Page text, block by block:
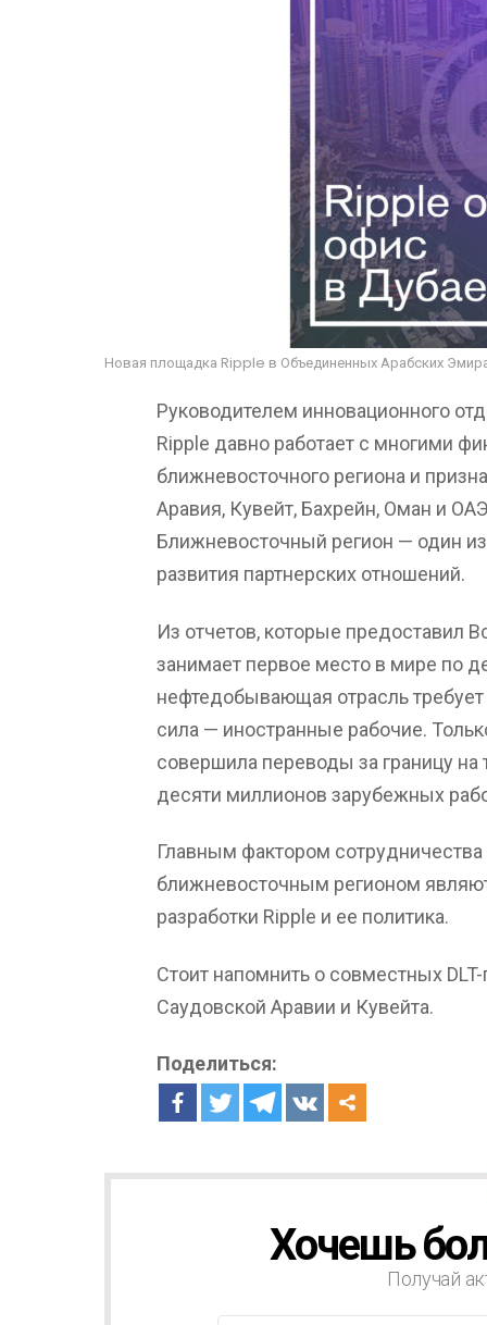
Новая площадка Ripple в Объединенных Арабских
Руководителем инновационного
Ripple давно работает с многими
ближневосточного региона и
Аравия, Кувейт, Бахрейн, Оман и
Ближневосточный регион — один
развития партнерских отношений.
Из отчетов, которые предоставил
занимает первое место в мире по
нефтедобывающая отрасль
сила — иностранные рабочие.
совершила переводы за границу
десяти миллионов зарубежных
Главным фактором
ближневосточным регионом
разработки Ripple и ее политика.
Стоит напомнить о совместных
Саудовской Аравии и Кувейта.
Поделиться:
Хочешь
Получай